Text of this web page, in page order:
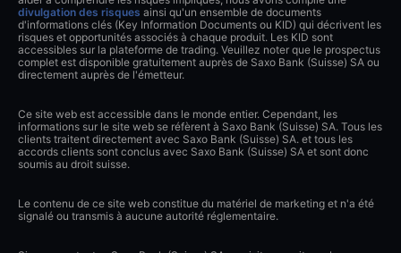
divulgation des risques ainsi qu'un ensemble de documents
d'informations clés (Key Information Documents ou KID) qui décrivent les
risques et opportunités associés à chaque produit. Les KID sont
accessibles sur la plateforme de trading. Veuillez noter que le prospectus
complet est disponible gratuitement auprès de Saxo Bank (Suisse) SA ou
directement auprès de l'émetteur.
Ce site web est accessible dans le monde entier. Cependant, les
informations sur le site web se réfèrent à Saxo Bank (Suisse) SA. Tous les
clients traitent directement avec Saxo Bank (Suisse) SA. et tous les
accords clients sont conclus avec Saxo Bank (Suisse) SA et sont donc
soumis au droit suisse.
Le contenu de ce site web constitue du matériel de marketing et n'a été
signalé ou transmis à aucune autorité réglementaire.